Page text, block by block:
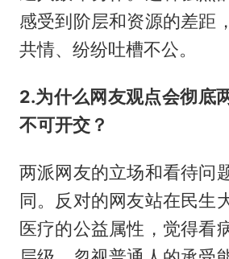
感受到阶层和资源的差距
共情、纷纷吐槽不公。
2.为什么网友观点会彻底
不可开交？
两派网友的立场和看待问
同。反对的网友站在民生
医疗的公益属性，觉得看